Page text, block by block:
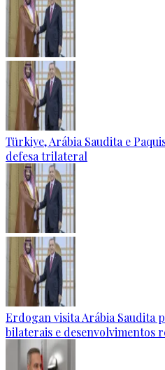
Türkiye, Arábia Saudita e
defesa trilateral
Erdogan visita Arábia Saudita
bilaterais e desenvolvimentos